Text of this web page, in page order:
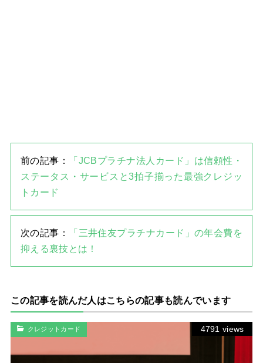
前の記事：
「JCBプラチナ法人カード」は信頼性・
ステータス・サービスと3拍子揃った最強クレジッ
トカード
次の記事：
「三井住友プラチナカード」の年会費を
抑える裏技とは！
この記事を読んだ人はこちらの記事も読んでいます
クレジットカード 4791 views